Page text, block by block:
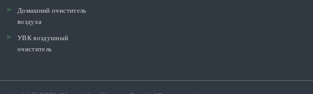
Домашний очиститель
воздуха
УВК воздушный
очиститель